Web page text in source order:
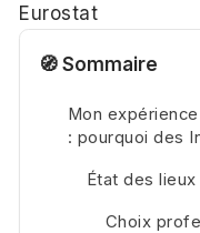
Eurostat
🧭 Sommaire
Mon
: pourquoi des
État des
Choix